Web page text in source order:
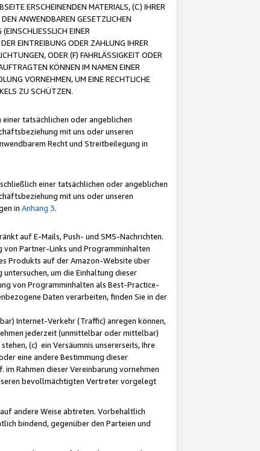
ERSCHEINENDEN MATERIALS, (C) IHRER
ANWENDBAREN GESETZLICHEN
EINER
EINTREIBUNG ODER ZAHLUNG IHRER
ODER (F) FAHRLÄSSIGKEIT ODER
KÖNNEN IM NAMEN EINER
VORNEHMEN, UM EINE RECHTLICHE
ZU SCHÜTZEN.
tatsächlichen oder angeblichen
mit uns oder unseren
Recht und Streitbeilegung in
einer tatsächlichen oder angeblichen
mit uns oder unseren
in Anhang 3.
auf E-Mails, Push- und SMS-Nachrichten.
von Partner-Links und Programminhalten
Produkts auf der Amazon-Website über
um die Einhaltung dieser
von Programminhalten als Best-Practice-
Daten verarbeiten, finden Sie in der
Internet-Verkehr (Traffic) anregen können,
jederzeit (unmittelbar oder mittelbar)
(c) ein Versäumnis unsererseits, Ihre
eine andere Bestimmung dieser
Rahmen dieser Vereinbarung vornehmen
bevollmächtigten Vertreter vorgelegt
andere Weise abtreten. Vorbehaltlich
bindend, gegenüber den Parteien und